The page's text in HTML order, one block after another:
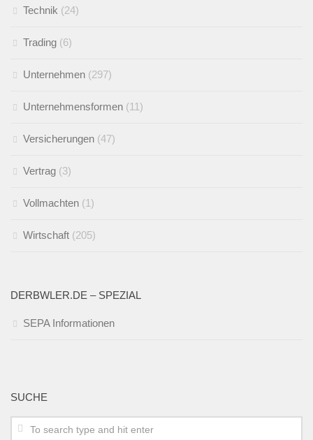
Technik (24)
Trading (6)
Unternehmen (297)
Unternehmensformen (11)
Versicherungen (47)
Vertrag (3)
Vollmachten (1)
Wirtschaft (205)
DERBWLER.DE – SPEZIAL
SEPA Informationen
SUCHE